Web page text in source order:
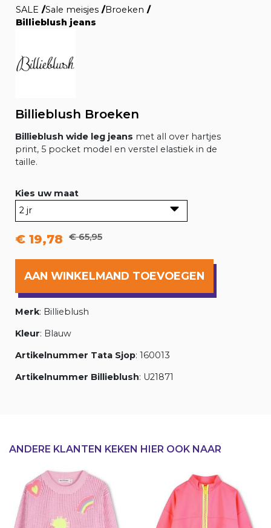
SALE /Sale meisjes /Broeken /
Billieblush jeans
Billieblush Broeken
Billieblush wide leg jeans met all over hartjes
print, 5 pocket model en verstel elastiek in de
taille.
Kies uw maat
€ 19,78 € 65,95
AAN WINKELMAND TOEVOEGEN
Merk: Billieblush
Kleur: Blauw
Artikelnummer Tata Sjop: 160013
Artikelnummer Billieblush: U21871
ANDERE KLANTEN KEKEN HIER OOK NAAR